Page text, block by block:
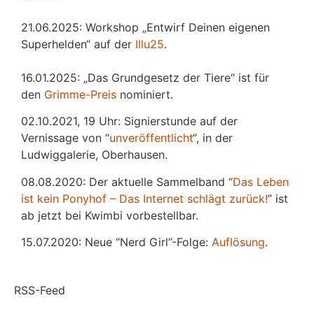
21.06.2025: Workshop „Entwirf Deinen eigenen
Superhelden“ auf der Illu25.
16.01.2025: „Das Grundgesetz der Tiere“ ist für
den Grimme-Preis nominiert.
02.10.2021, 19 Uhr: Signierstunde auf der
Vernissage von “unveröffentlicht“, in der
Ludwiggalerie, Oberhausen.
08.08.2020: Der aktuelle Sammelband “Das Leben
ist kein Ponyhof – Das Internet schlägt zurück!” ist
ab jetzt bei Kwimbi vorbestellbar.
15.07.2020: Neue “Nerd Girl”-Folge: Auflösung.
RSS-Feed